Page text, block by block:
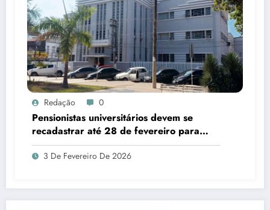
Redação 0
Pensionistas universitários devem se
recadastrar até 28 de fevereiro para
manutenção do benefício
3 De Fevereiro De 2026